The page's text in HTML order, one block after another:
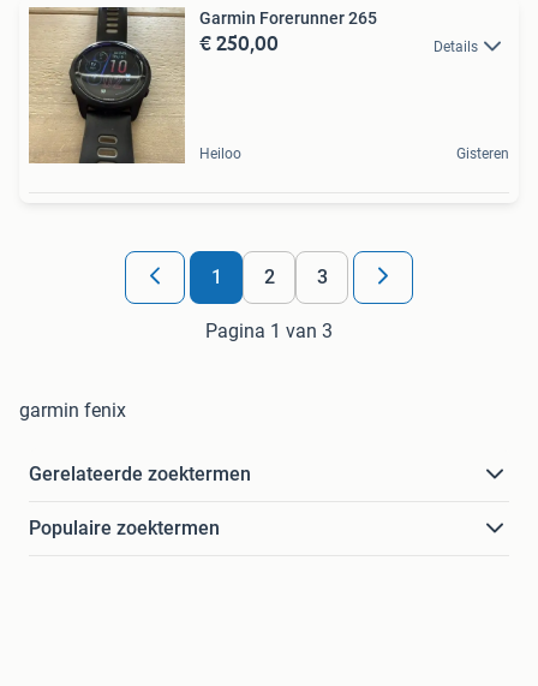
Garmin Forerunner 265
€ 250,00 Details
Heiloo Gisteren
1 2 3
Pagina 1 van 3
garmin fenix
Gerelateerde zoektermen
Populaire zoektermen